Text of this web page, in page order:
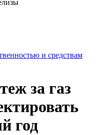
и средствам
за газ
год